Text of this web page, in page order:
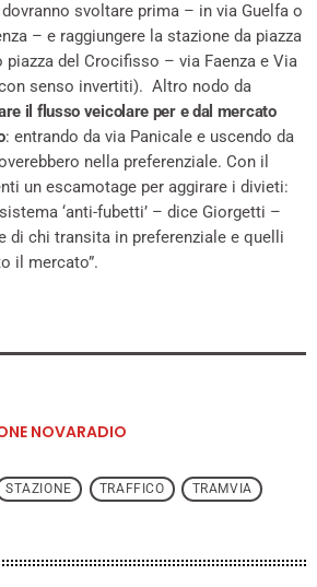
svoltare prima – in via Guelfa o
– e raggiungere la stazione da piazza
del Crocifisso – via Faenza e Via
senso invertiti). Altro nodo da
il flusso veicolare per e dal mercato
: entrando da via Panicale e uscendo da
nella preferenziale. Con il
un escamotage per aggirare i divieti:
‘anti-fubetti’ – dice Giorgetti –
di chi transita in preferenziale e quelli
il mercato”.
NOVARADIO
STAZIONE TRAFFICO TRAMVIA